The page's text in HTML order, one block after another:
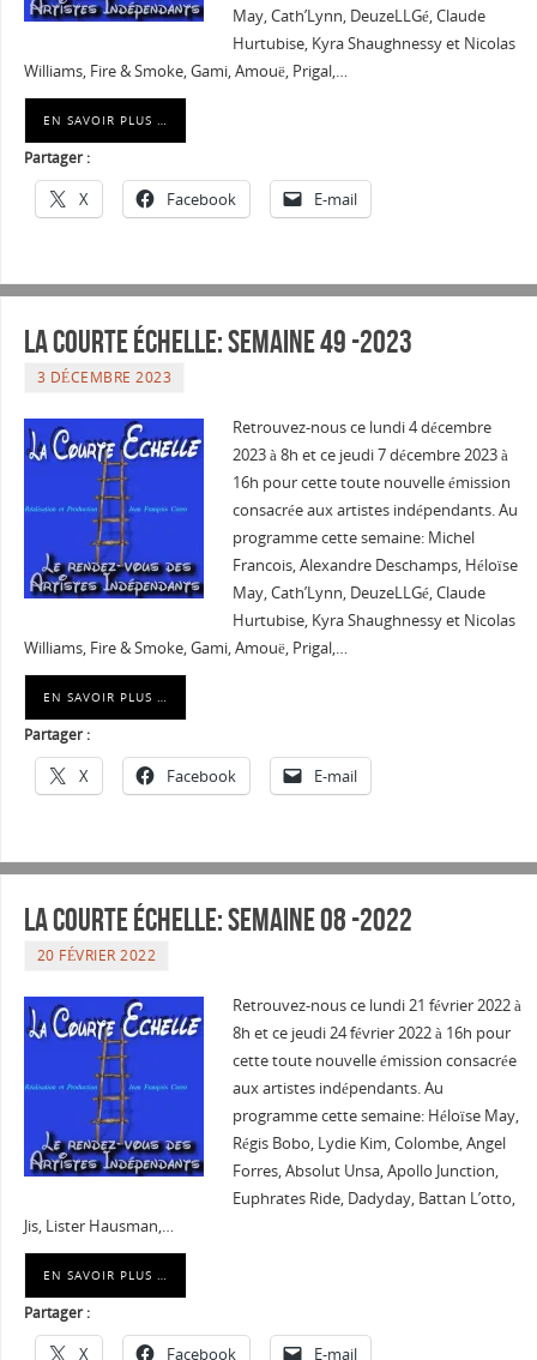
May, Cath’Lynn, DeuzeLLGé, Claude
Hurtubise, Kyra Shaughnessy et Nicolas
Williams, Fire & Smoke, Gami, Amouë, Prigal,…
EN SAVOIR PLUS …
Partager :
X Facebook E-mail
La courte échelle: semaine 49 -2023
3 DÉCEMBRE 2023
Retrouvez-nous ce lundi 4 décembre
2023 à 8h et ce jeudi 7 décembre 2023 à
16h pour cette toute nouvelle émission
consacrée aux artistes indépendants. Au
programme cette semaine: Michel
Francois, Alexandre Deschamps, Héloïse
May, Cath’Lynn, DeuzeLLGé, Claude
Hurtubise, Kyra Shaughnessy et Nicolas
Williams, Fire & Smoke, Gami, Amouë, Prigal,…
EN SAVOIR PLUS …
Partager :
X Facebook E-mail
La courte échelle: semaine 08 -2022
20 FÉVRIER 2022
Retrouvez-nous ce lundi 21 février 2022 à
8h et ce jeudi 24 février 2022 à 16h pour
cette toute nouvelle émission consacrée
aux artistes indépendants. Au
programme cette semaine: Héloïse May,
Régis Bobo, Lydie Kim, Colombe, Angel
Forres, Absolut Unsa, Apollo Junction,
Euphrates Ride, Dadyday, Battan L’otto,
Jis, Lister Hausman,…
EN SAVOIR PLUS …
Partager :
X Facebook E-mail